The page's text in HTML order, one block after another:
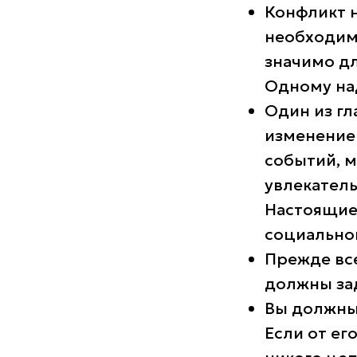
Конфликт
значимо
Одному
Один из
событий,
Прежде
должны
Вы должны
Если от